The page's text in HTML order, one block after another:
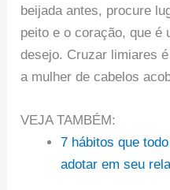
beijada antes, procure
peito e o coração, que é
desejo. Cruzar limiares
a mulher de cabelos
VEJA TAMBÉM:
7 hábitos que
adotar em seu